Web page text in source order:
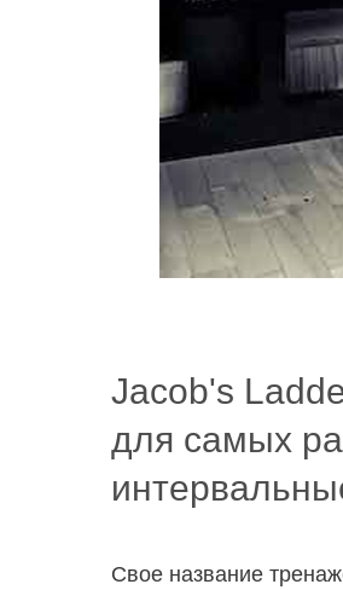
Jacob's
для самых
Свое название